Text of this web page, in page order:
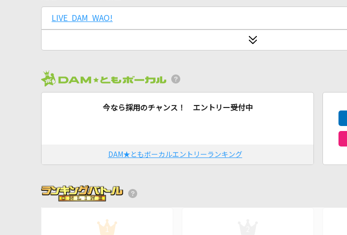
LIVE DAM WAO!
今なら採用のチャンス！ エントリー受付中
DAM★ともボーカルエントリーランキング
1